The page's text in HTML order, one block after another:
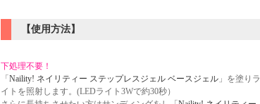
【使用方法】
下処理不要！
「 Naility! ネイリティー ステップレスジェル ベースジェル」を塗りラ
イトを照射します。(LEDライト3Wで約30秒）